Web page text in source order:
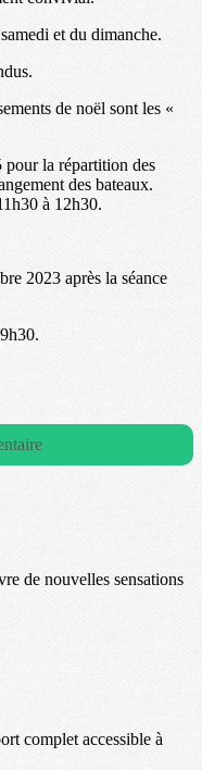
et du dimanche.
de noël sont les «
pour la répartition des
des bateaux.
à 12h30.
2023 après la séance
de nouvelles sensations
complet accessible à